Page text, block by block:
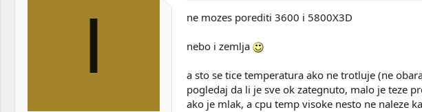
Zotac AMP! 1060 6gb
MS Dark Shadow(2 jetflo
n
:
I ne mozes porediti 3600 i 5800X3D
nebo i zemlja
a sto se tice temperatura ako ne trotluje (ne
pogledaj da li je sve ok zategnuto, malo je teze
ako je mlak, a cpu temp visoke nesto ne naleze